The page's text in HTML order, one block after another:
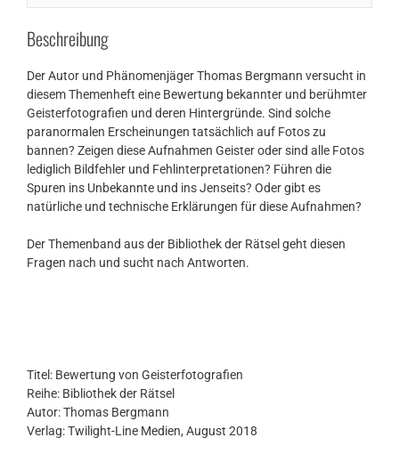
Beschreibung
Der Autor und Phänomenjäger Thomas Bergmann versucht in
diesem Themenheft eine Bewertung bekannter und berühmter
Geisterfotografien und deren Hintergründe. Sind solche
paranormalen Erscheinungen tatsächlich auf Fotos zu
bannen? Zeigen diese Aufnahmen Geister oder sind alle Fotos
lediglich Bildfehler und Fehlinterpretationen? Führen die
Spuren ins Unbekannte und ins Jenseits? Oder gibt es
natürliche und technische Erklärungen für diese Aufnahmen?
Der Themenband aus der Bibliothek der Rätsel geht diesen
Fragen nach und sucht nach Antworten.
Titel: Bewertung von Geisterfotografien
Reihe: Bibliothek der Rätsel
Autor: Thomas Bergmann
Verlag: Twilight-Line Medien, August 2018